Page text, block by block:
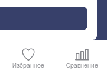
Избранное Сравнение